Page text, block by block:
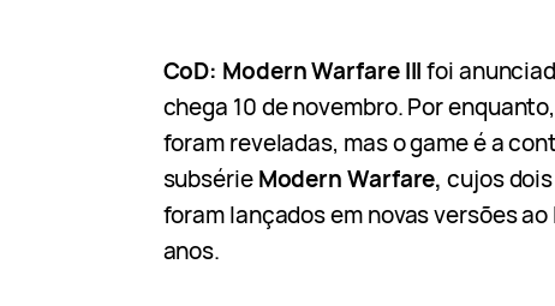
CoD: Modern Warfare IIIfoi
chega 10 de novembro. Por
foram reveladas, mas o game é a
subsérieModern Warfare, cujos
foram lançados em novas versões
anos.